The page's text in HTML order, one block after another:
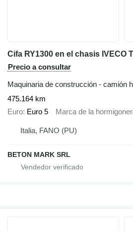
Cifa RY1300 en el chasis IVECO
Precio a consultar
Maquinaria de construcción - camión
475.164 km
Euro Euro 5 Marca de la
Italia, FANO (PU)
BETON MARK SRL